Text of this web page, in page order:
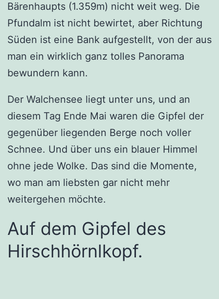
Bärenhaupts (1.359m) nicht weit weg. Die
Pfundalm ist nicht bewirtet, aber Richtung
Süden ist eine Bank aufgestellt, von der aus
man ein wirklich ganz tolles Panorama
bewundern kann.
Der Walchensee liegt unter uns, und an
diesem Tag Ende Mai waren die Gipfel der
gegenüber liegenden Berge noch voller
Schnee. Und über uns ein blauer Himmel
ohne jede Wolke. Das sind die Momente,
wo man am liebsten gar nicht mehr
weitergehen möchte.
Auf dem Gipfel des
Hirschhörnlkopf.